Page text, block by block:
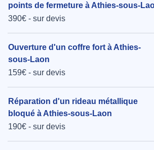
points de fermeture à Athies-sous-
390€ - sur devis
Ouverture d'un coffre fort à Athies-
sous-Laon
159€ - sur devis
Réparation d'un rideau métallique
bloqué à Athies-sous-Laon
190€ - sur devis